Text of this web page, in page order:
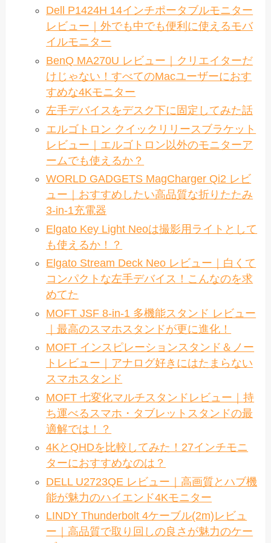
Dell P1424H 14インチポータブルモニター
レビュー｜外でも中でも便利に使えるモバ
イルモニター
BenQ MA270U レビュー｜クリエイターだ
けじゃない！すべてのMacユーザーにおす
すめな4Kモニター
左手デバイスをデスク下に固定してみた話
エルゴトロン クイックリリースブラケット
レビュー｜エルゴトロン以外のモニターア
ームでも使えるか？
WORLD GADGETS MagCharger Qi2 レビ
ュー｜おすすめしたい高品質な折りたたみ
3-in-1充電器
Elgato Key Light Neoは撮影用ライトとして
も使えるか！？
Elgato Stream Deck Neo レビュー｜白くて
コンパクトな左手デバイス！こんなのを求
めてた
MOFT JSF 8-in-1 多機能スタンド レビュー
｜最高のスマホスタンドが更に進化！
MOFT インスピレーションスタンド＆ノー
トレビュー｜アナログ好きにはたまらない
スマホスタンド
MOFT 七変化マルチスタンドレビュー｜持
ち運べるスマホ・タブレットスタンドの最
適解では！？
4KとQHDを比較してみた！27インチモニ
ターにおすすめなのは？
DELL U2723QE レビュー｜高画質とハブ機
能が魅力のハイエンド4Kモニター
LINDY Thunderbolt 4ケーブル(2m)レビュ
ー｜高品質で取り回しの良さが魅力のケー